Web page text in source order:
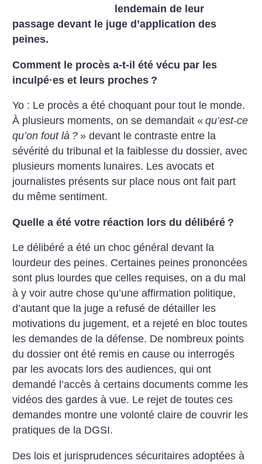
lendemain de leur
passage devant le juge d’application des
peines.
Comment le procès a-t-il été vécu par les
inculpé·es et leurs proches ?
Yo : Le procès a été choquant pour tout le monde.
À plusieurs moments, on se demandait « qu’est-ce
qu’on fout là ? » devant le contraste entre la
sévérité du tribunal et la faiblesse du dossier, avec
plusieurs moments lunaires. Les avocats et
journalistes présents sur place nous ont fait part
du même sentiment.
Quelle a été votre réaction lors du délibéré ?
Le délibéré a été un choc général devant la
lourdeur des peines. Certaines peines prononcées
sont plus lourdes que celles requises, on a du mal
à y voir autre chose qu’une affirmation politique,
d’autant que la juge a refusé de détailler les
motivations du jugement, et a rejeté en bloc toutes
les demandes de la défense. De nombreux points
du dossier ont été remis en cause ou interrogés
par les avocats lors des audiences, qui ont
demandé l’accès à certains documents comme les
vidéos des gardes à vue. Le rejet de toutes ces
demandes montre une volonté claire de couvrir les
pratiques de la DGSI.
Des lois et jurisprudences sécuritaires adoptées à